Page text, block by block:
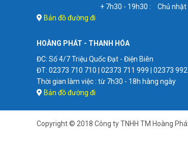
+ 7h30 - 19h30 :
Chủ nhật
Bản đồ đường đi
HOÀNG PHÁT - THANH HÓA
ĐC: Số 4/7 Triệu Quốc Đạt - Điện Biên
ĐT: 02373 710 710 | 02373 711 999 | 02373
Thời gian làm việc : từ 7h30 - 18h hàng ngày
Bản đồ đường đi
Copyright © 2018 Công ty TNHH TM Hoàng